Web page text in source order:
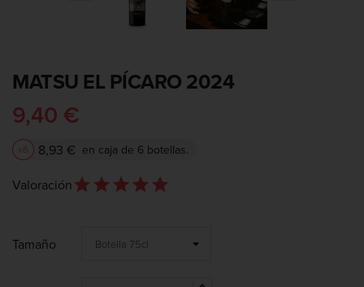
MATSU EL PÍCARO 2024
9,40 €
x6 8,93 € en caja de 6 botellas.
Valoraciónstar_outline star_outline star_outline star_outline star_outline
star star star star star
Tamaño